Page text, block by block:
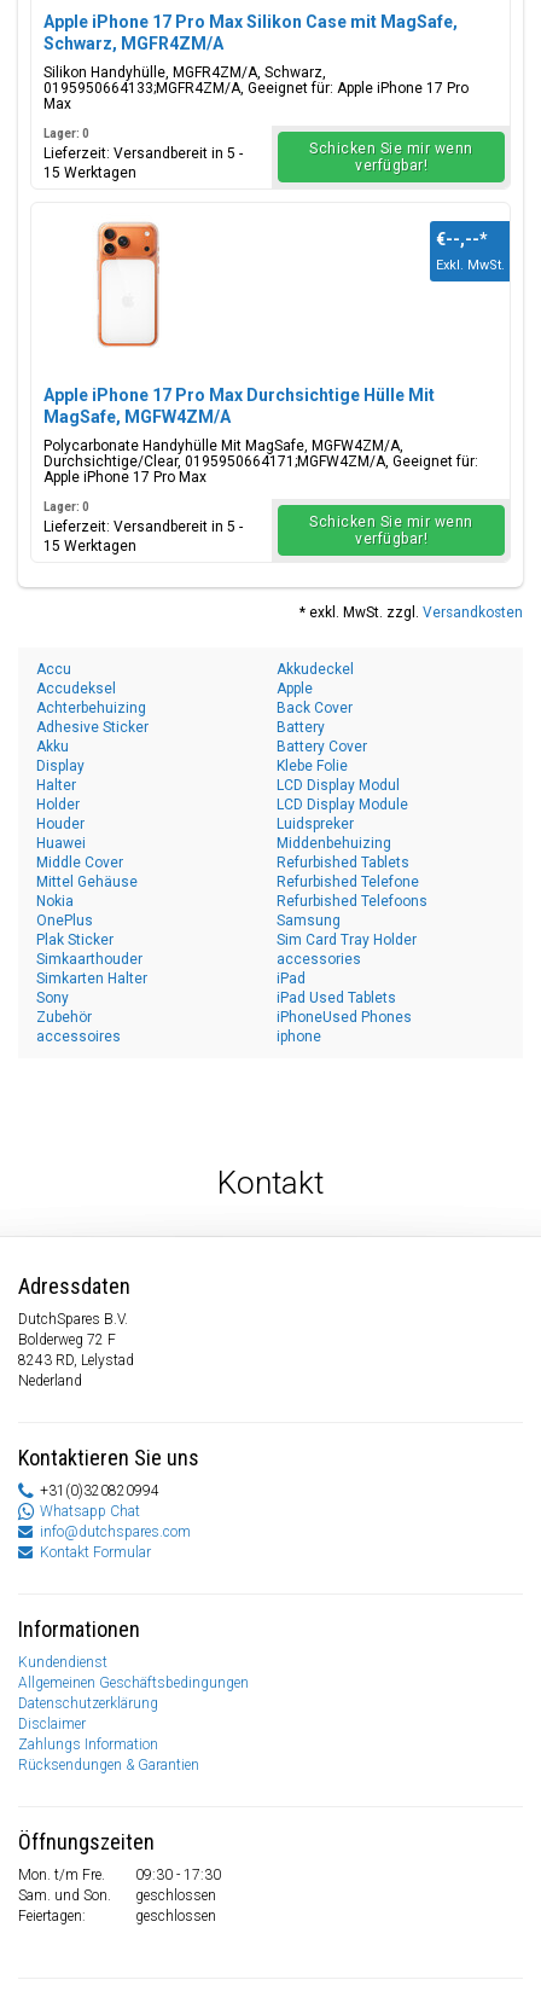
Apple iPhone 17 Pro Max Silikon Case mit MagSafe,
Schwarz, MGFR4ZM/A
Silikon Handyhülle, MGFR4ZM/A, Schwarz,
0195950664133;MGFR4ZM/A, Geeignet für: Apple iPhone 17 Pro
Max
Lager: 0
Lieferzeit: Versandbereit in 5 -
15 Werktagen
Schicken Sie mir wenn
verfügbar!
Apple iPhone 17 Pro Max Durchsichtige Hülle Mit
MagSafe, MGFW4ZM/A
Polycarbonate Handyhülle Mit MagSafe, MGFW4ZM/A,
Durchsichtige/Clear, 0195950664171;MGFW4ZM/A, Geeignet für:
Apple iPhone 17 Pro Max
€--,--*
Exkl. MwSt.
Lager: 0
Lieferzeit: Versandbereit in 5 -
15 Werktagen
Schicken Sie mir wenn
verfügbar!
* exkl. MwSt. zzgl. Versandkosten
Accu
Accudeksel
Achterbehuizing
Adhesive Sticker
Akku
Akkudeckel
Apple
Back Cover
Battery
Battery Cover
Display
Halter
Holder
Houder
Huawei
Klebe Folie
LCD Display Modul
LCD Display Module
Luidspreker
Middenbehuizing
Middle Cover
Mittel Gehäuse
Nokia
OnePlus
Plak Sticker
Refurbished Tablets
Refurbished Telefone
Refurbished Telefoons
Samsung
Sim Card Tray Holder
Simkaarthouder
Simkarten Halter
Sony
Zubehör
accessoires
accessories
iPad
iPad Used Tablets
iPhoneUsed Phones
iphone
Kontakt
Adressdaten
DutchSpares B.V.
Bolderweg 72 F
8243 RD, Lelystad
Nederland
Kontaktieren Sie uns
+31(0)320820994
Whatsapp Chat
info@dutchspares.com
Kontakt Formular
Informationen
Kundendienst
Allgemeinen Geschäftsbedingungen
Datenschutzerklärung
Disclaimer
Zahlungs Information
Rücksendungen & Garantien
Öffnungszeiten
Mon. t/m Fre.
09:30 - 17:30
Sam. und Son.
geschlossen
Feiertagen:
geschlossen